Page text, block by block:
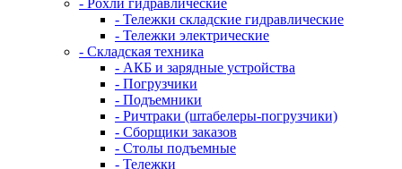
- Тележки складские гидравлические
- Тележки электрические
- Складская техника
- АКБ и зарядные устройства
- Погрузчики
- Подъемники
- Ричтраки (штабелеры-погрузчики)
- Сборщики заказов
- Столы подъемные
- Тележки